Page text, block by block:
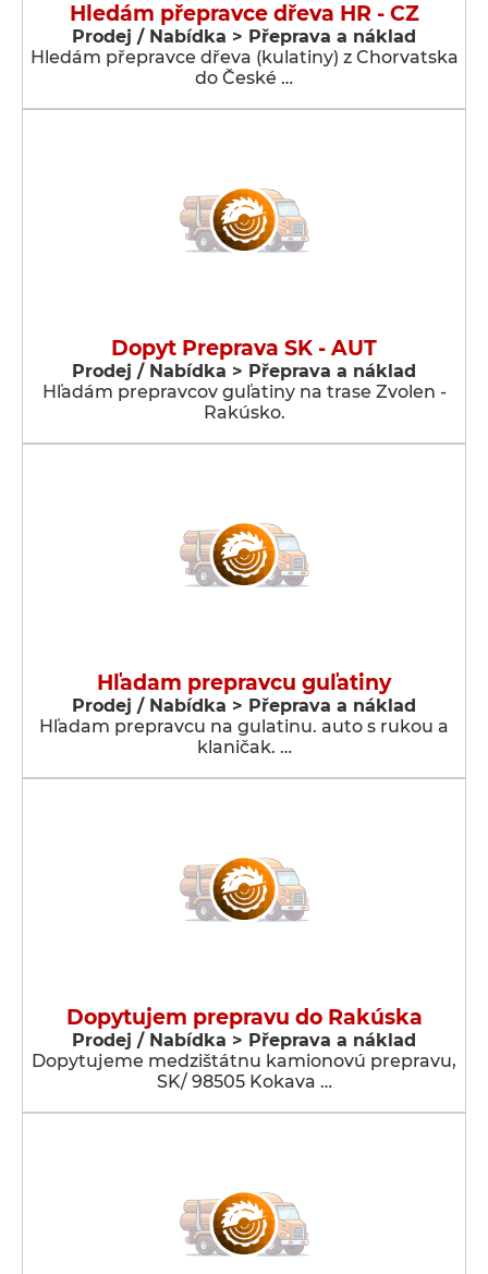
Hledám přepravce dřeva HR - CZ
Prodej / Nabídka > Přeprava a náklad
Hledám přepravce dřeva (kulatiny) z Chorvatska
do České …
Dopyt Preprava SK - AUT
Prodej / Nabídka > Přeprava a náklad
Hľadám prepravcov guľatiny na trase Zvolen -
Rakúsko.
Hľadam prepravcu guľatiny
Prodej / Nabídka > Přeprava a náklad
Hľadam prepravcu na gulatinu. auto s rukou a
klaničak. …
Dopytujem prepravu do Rakúska
Prodej / Nabídka > Přeprava a náklad
Dopytujeme medzištátnu kamionovú prepravu,
SK/ 98505 Kokava …